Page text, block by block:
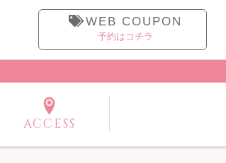
WEB COUPON
予約はコチラ
ACCESS